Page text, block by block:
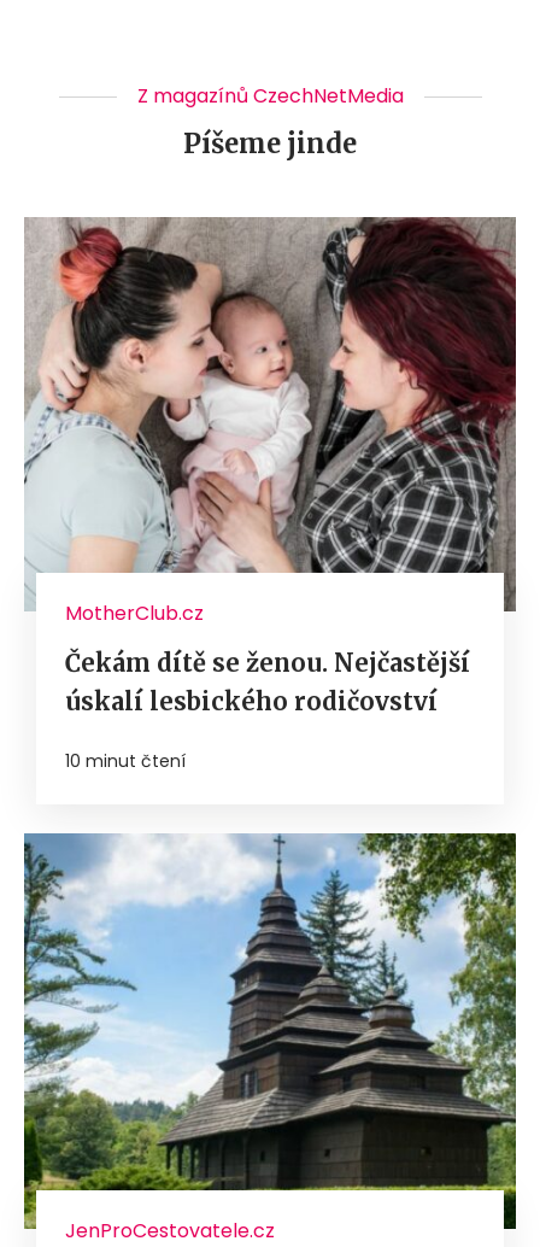
Z magazínů CzechNetMedia
Píšeme jinde
MotherClub.cz
Čekám dítě se ženou. Nejčastější
úskalí lesbického rodičovství
10 minut čtení
JenProCestovatele.cz